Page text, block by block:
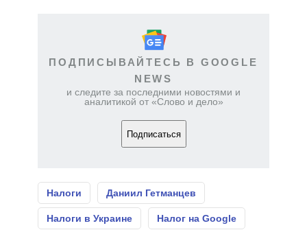
ПОДПИСЫВАЙТЕСЬ В GOOGLE
NEWS
и следите за последними новостями и
аналитикой от «Слово и дело»
Подписаться
Налоги Даниил Гетманцев
Налоги в Украине Налог на Google